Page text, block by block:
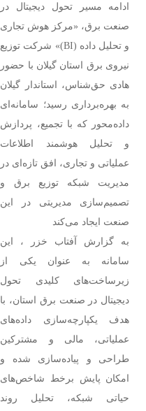
حق‌شناس، استاندار گیلان به
بهره‌برداری رسید؛ سامانه‌ای
داده‌محور که با تجمیع،
پردازش و تحلیل هوشمند
اطلاعات عملیاتی و تجاری،
افق تازه‌ای در مدیریت شبکه
توزیع
ادامه مسیر تحول دیجیتال در
صنعت برق، «مرکز هوش تجاری
و تحلیل داده (BI)» شرکت توزیع
نیروی برق استان گیلان با حضور
هادی حق‌شناس، استاندار گیلان
به بهره‌برداری رسید؛ سامانه‌ای
داده‌محور که با تجمیع، پردازش
و تحلیل هوشمند اطلاعات
عملیاتی و تجاری، افق تازه‌ای در
مدیریت شبکه توزیع برق و
تصمیم‌سازی مدیریتی در این
صنعت ایجاد می‌کند
به گزارش آفتاب خزر ، این
سامانه به عنوان یکی از
زیرساخت‌های کلیدی تحول
دیجیتال در صنعت برق استان، با
هدف یکپارچه‌سازی داده‌های
عملیاتی، مالی و مشترکین
طراحی و پیاده‌سازی شده و
امکان پایش برخط شاخص‌های
حیاتی شبکه، تحلیل روند